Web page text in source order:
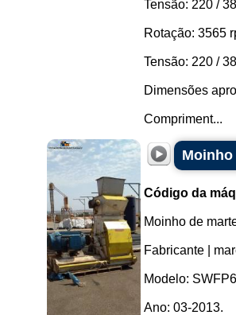
Tensão: 220 /
Rotação: 3565
Tensão: 220 /
Dimensões
Compriment...
Código da
Moinho de
Fabricante |
Modelo:
Ano: 03-2013.